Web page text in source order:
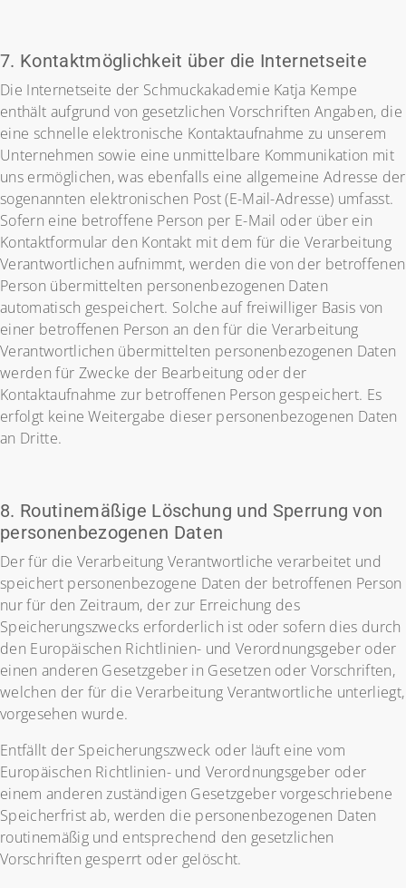
7. Kontaktmöglichkeit über die Internetseite
Die Internetseite der Schmuckakademie Katja Kempe
enthält aufgrund von gesetzlichen Vorschriften Angaben, die
eine schnelle elektronische Kontaktaufnahme zu unserem
Unternehmen sowie eine unmittelbare Kommunikation mit
uns ermöglichen, was ebenfalls eine allgemeine Adresse der
sogenannten elektronischen Post (E-Mail-Adresse) umfasst.
Sofern eine betroffene Person per E-Mail oder über ein
Kontaktformular den Kontakt mit dem für die Verarbeitung
Verantwortlichen aufnimmt, werden die von der betroffenen
Person übermittelten personenbezogenen Daten
automatisch gespeichert. Solche auf freiwilliger Basis von
einer betroffenen Person an den für die Verarbeitung
Verantwortlichen übermittelten personenbezogenen Daten
werden für Zwecke der Bearbeitung oder der
Kontaktaufnahme zur betroffenen Person gespeichert. Es
erfolgt keine Weitergabe dieser personenbezogenen Daten
an Dritte.
8. Routinemäßige Löschung und Sperrung von
personenbezogenen Daten
Der für die Verarbeitung Verantwortliche verarbeitet und
speichert personenbezogene Daten der betroffenen Person
nur für den Zeitraum, der zur Erreichung des
Speicherungszwecks erforderlich ist oder sofern dies durch
den Europäischen Richtlinien- und Verordnungsgeber oder
einen anderen Gesetzgeber in Gesetzen oder Vorschriften,
welchen der für die Verarbeitung Verantwortliche unterliegt,
vorgesehen wurde.
Entfällt der Speicherungszweck oder läuft eine vom
Europäischen Richtlinien- und Verordnungsgeber oder
einem anderen zuständigen Gesetzgeber vorgeschriebene
Speicherfrist ab, werden die personenbezogenen Daten
routinemäßig und entsprechend den gesetzlichen
Vorschriften gesperrt oder gelöscht.